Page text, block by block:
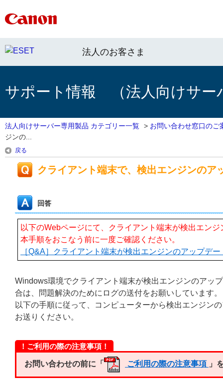
法人のお客さま
サポート情報 （法人向けサー
法人向けサーバー専用製品 カテゴリー一覧 > お問い合わせ窓口のご
ジンの...
戻る
クライアント端末で、検出エンジンのア
回答
以下のWebページにて、クライアント端末が検出エン
本手順をおこなう前に一度ご確認ください。
［Q&A］クライアント端末が検出エンジンのアップデ
Windows環境でクライアント端末が検出エンジンのアッ
合は、問題解決のためにログの送付をお願いしています。
以下の手順に従って、コンピューターから検出エンジン
お送りください。
！ご利用の際の注意事項！
お問い合わせの前に「 ご利用の際の注意事項 」